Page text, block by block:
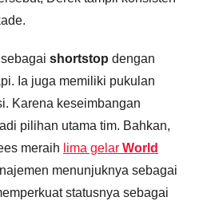
shortstop dengan
Ia juga memiliki pukulan
Karena keseimbangan
pilihan utama tim. Bahkan,
meraih lima gelar World
menunjuknya sebagai
statusnya sebagai